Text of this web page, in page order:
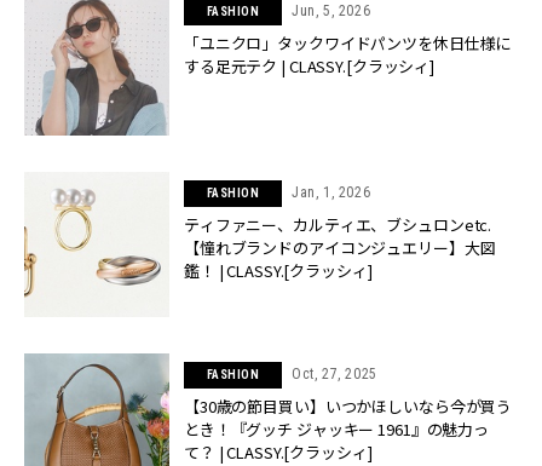
FASHION Jun, 5, 2026
「ユニクロ」タックワイドパンツを休日仕様に
する足元テク | CLASSY.[クラッシィ]
FASHION Jan, 1, 2026
ティファニー、カルティエ、ブシュロンetc.
【憧れブランドのアイコンジュエリー】大図
鑑！ | CLASSY.[クラッシィ]
FASHION Oct, 27, 2025
【30歳の節目買い】いつかほしいなら今が買う
とき！『グッチ ジャッキー 1961』の魅力っ
て？ | CLASSY.[クラッシィ]